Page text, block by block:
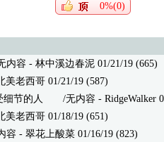
0%(0)
容 - 林中溪边春泥 01/21/19 (665)
老西哥 01/21/19 (587)
细节的人
/无内容 - RidgeWalker
老西哥 01/18/19 (651)
- 翠花上酸菜 01/16/19 (823)